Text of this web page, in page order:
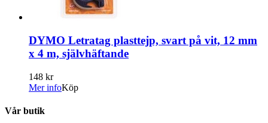
DYMO Letratag plasttejp, svart på vit, 12 mm
x 4 m, självhäftande
148 kr
Mer infoKöp
Vår butik